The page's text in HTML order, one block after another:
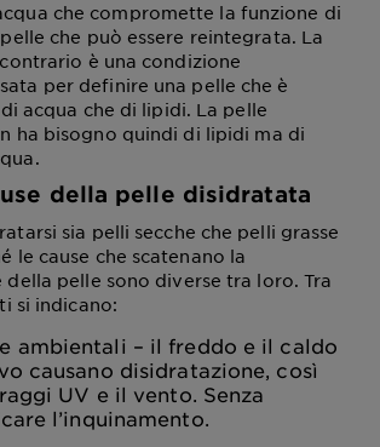
che compromette la funzione di
che può essere reintegrata. La
è una condizione
per definire una pelle che è
acqua che di lipidi. La pelle
ha bisogno quindi di lipidi ma di
della pelle disidratata
sia pelli secche che pelli grasse
le cause che scatenano la
della pelle sono diverse tra loro. Tra
si indicano:
ambientali – il freddo e il caldo
causano disidratazione, così
UV e il vento. Senza
l’inquinamento.